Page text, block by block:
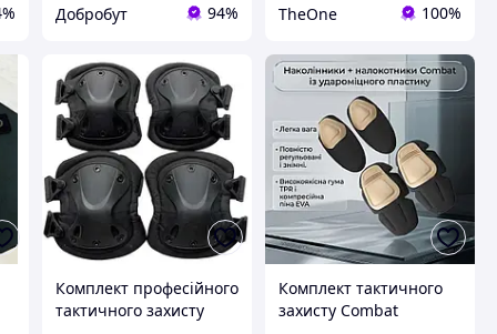
Добробут 94% TheOne 100%
Комплект професійного
тактичного захисту
Комплект тактичного
захисту Combat